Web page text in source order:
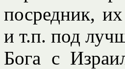
посредник,
и т.п. под
Бога с